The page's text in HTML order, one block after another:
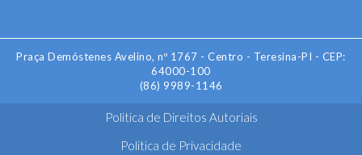
Praça Demóstenes Avelino, nº 1767 - Centro - Teresina-PI - CEP:
64000-100
(86) 9989-1146
Politica de Direitos Autoriais
Politica de Privacidade